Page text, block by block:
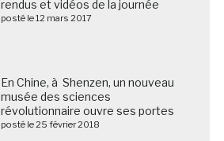
rendus et vidéos de la journée
posté le 12 mars 2017
En Chine, à Shenzen, un nouveau
musée des sciences
révolutionnaire ouvre ses portes
posté le 25 février 2018